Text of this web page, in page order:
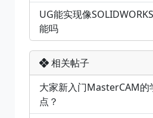
UG能实现像
能吗
相关帖子
大家新入门MasterCAM的
点？